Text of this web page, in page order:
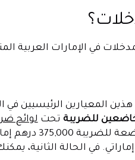
في الإمارات العربية
الرئيسيين في
للضريبة تحتلوائح
. التسجيل إلزامي إذا تجاوزت
تتراوح بين 187,500 درهم إماراتي و 375,000 درهم إماراتي. في